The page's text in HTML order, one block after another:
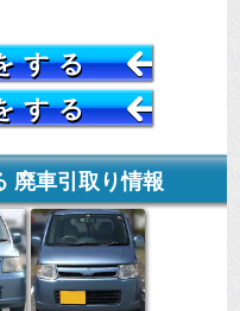
する
する
廃車引取り情報